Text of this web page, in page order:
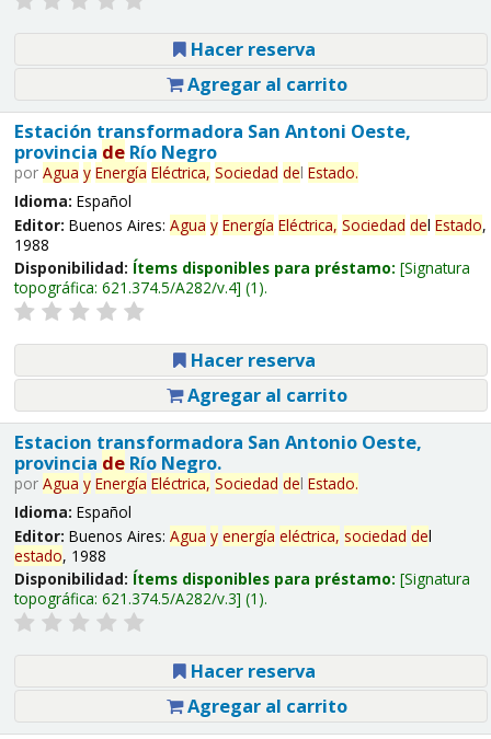
Hacer reserva
Agregar al carrito
Estación transformadora San Antoni Oeste,
provincia deRío Negro
por Agua y Energía Eléctrica, Sociedad del Estado.
Idioma: Español
Editor: Buenos Aires: Agua y Energía Eléctrica, Sociedad del Estado,
1988
Disponibilidad: Ítems disponibles para préstamo: Signatura
topográfica: 621.374.5/A282/v.4 (1).
Hacer reserva
Agregar al carrito
Estacion transformadora San Antonio Oeste,
provincia deRío Negro.
por Agua y Energía Eléctrica, Sociedad del Estado.
Idioma: Español
Editor: Buenos Aires: Agua y energía eléctrica, sociedad del
estado, 1988
Disponibilidad: Ítems disponibles para préstamo: Signatura
topográfica: 621.374.5/A282/v.3 (1).
Hacer reserva
Agregar al carrito